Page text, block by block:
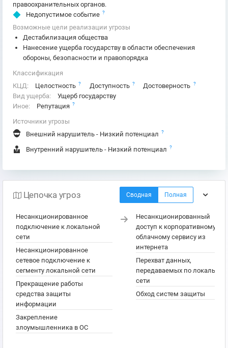
правоохранительных органов.
Недопустимое событие ?
Возможные цели реализации угрозы
Дестабилизация общества
Нанесение ущерба государству в области обеспечения
обороны, безопасности и правопорядка
Классификация
КЦД:
Целостность ? Доступность ? Достоверность ?
Вид ущерба:
Ущерб государству
Иное:
Репутация ?
Источники угрозы
Внешний нарушитель - Низкий потенциал ?
Внутренний нарушитель - Низкий потенциал ?
Цепочка угроз Сводная Полная
Несанкционированное
подключение к локальной
сети
Несанкционированное
сетевое подключение к
сегменту локальной сети
Прекращение работы
средства защиты
информации
Закрепление
злоумышленника в ОС
Несанкционированный
доступ к корпоративному
облачному сервису из
интернета
Перехват данных,
передаваемых по локальной
сети
Обход систем защиты